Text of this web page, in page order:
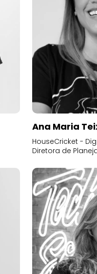
Ana Maria
HouseCricket -
Diretora de